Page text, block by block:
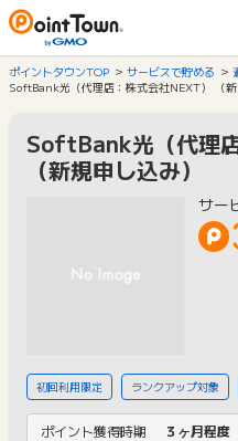
ポイントタウンTOP サービスで貯める
SoftBank光（代理店：株式会社NEXT） （新
SoftBank光（代理
（新規申し込み）
サー
初回利用限定 ランクアップ対象
ポイント獲得時期
３ヶ月程度